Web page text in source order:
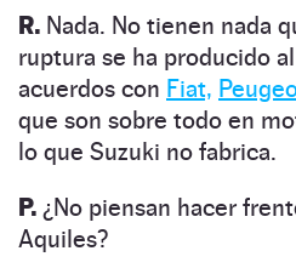
R. Nada. No tienen nada
ruptura se ha producido
acuerdos con Fiat,
que son sobre todo en
lo que Suzuki no fabrica.
P. ¿No piensan hacer
Aquiles?